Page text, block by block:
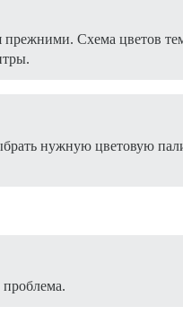
прежними. Схема цветов
нужную цветовую